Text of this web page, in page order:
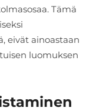
Tämä
eivät ainoastaan
luomuksen